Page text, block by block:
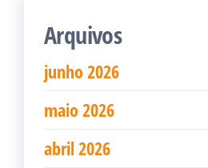
Arquivos
junho 2026
maio 2026
abril 2026